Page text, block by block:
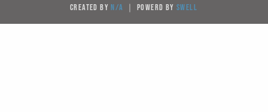
created byN/A ｜ powerd by SWELL